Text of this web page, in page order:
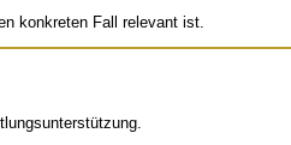
konkreten Fall relevant ist.